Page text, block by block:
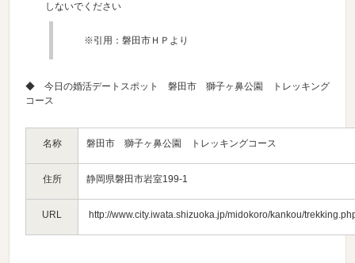
しないでください
※引用：磐田市ＨＰより
◆ 今日の婚活デートスポット 磐田市 獅子ヶ鼻公園 トレッキング
コース
名称 磐田市 獅子ヶ鼻公園 トレッキングコース
住所 静岡県磐田市岩室199-1
URL http://www.city.iwata.shizuoka.jp/midokoro/kankou/